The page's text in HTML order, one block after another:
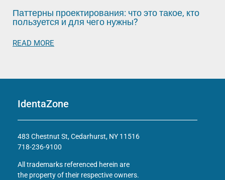
Паттерны проектирования: что это такое, кто
пользуется и для чего нужны?
READ MORE
IdentaZone
483 Chestnut St, Cedarhurst, NY 11516
718-236-9100
All trademarks referenced herein are
the property of their respective owners.